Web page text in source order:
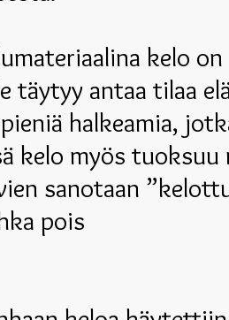
kelo
täytyy antaa tilaa
halkeamia,
kelo myös
sanotaan
pois